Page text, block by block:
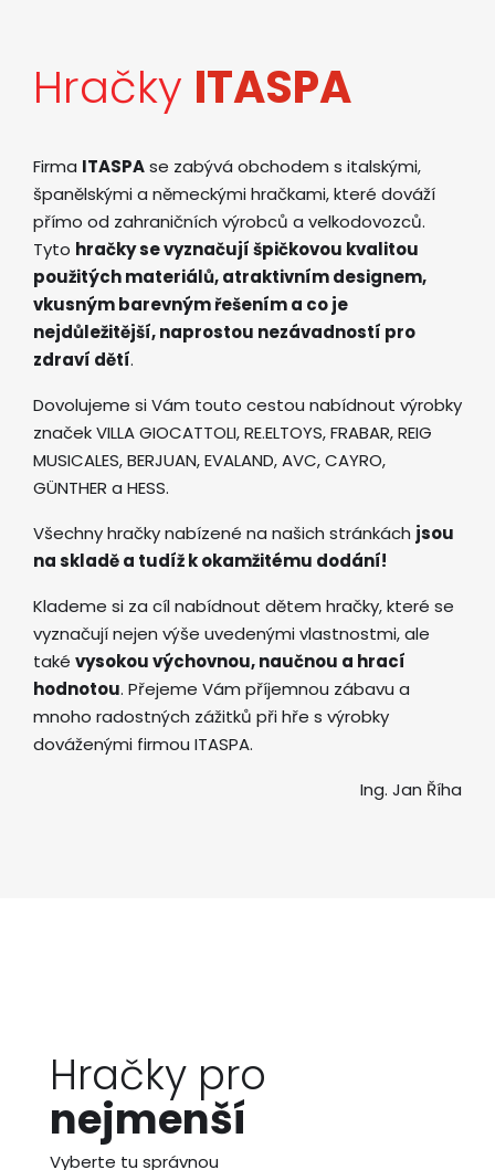
Hračky ITASPA
Firma ITASPAse zabývá obchodem s italskými,
španělskými a německými hračkami, které dováží
přímo od zahraničních výrobců a velkodovozců.
Tyto hračky se vyznačují špičkovou kvalitou
použitých materiálů, atraktivním designem,
vkusným barevným řešením a co je
nejdůležitější, naprostou nezávadností pro
zdraví dětí.
Dovolujeme si Vám touto cestou nabídnout výrobky
značek VILLA GIOCATTOLI, RE.ELTOYS, FRABAR, REIG
MUSICALES, BERJUAN, EVALAND, AVC, CAYRO,
GÜNTHER a HESS.
Všechny hračky nabízené na našich stránkách jsou
na skladě a tudíž k okamžitému dodání!
Klademe si za cíl nabídnout dětem hračky, které se
vyznačují nejen výše uvedenými vlastnostmi, ale
také vysokou výchovnou, naučnou a hrací
hodnotou. Přejeme Vám příjemnou zábavu a
mnoho radostných zážitků při hře s výrobky
dováženými firmou ITASPA.
Ing. Jan Říha
Hračky pro
nejmenší
Vyberte tu správnou